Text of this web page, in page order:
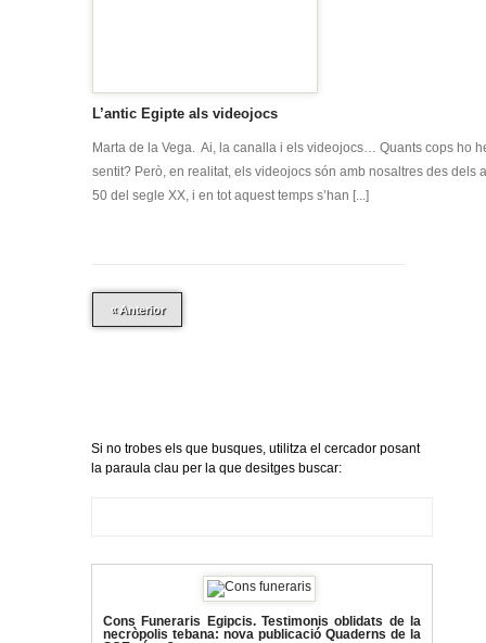
L’antic Egipte als videojocs
Marta de la Vega. Ai, la canalla i els videojocs… Quants cops ho
sentit? Però, en realitat, els videojocs són amb nosaltres des dels
50 del segle XX, i en tot aquest temps s’han [...]
« Anterior
Si no trobes els que busques, utilitza el cercador posant
la paraula clau per la que desitges buscar:
Cons Funeraris Egipcis. Testimonis oblidats de la
necròpolis tebana: nova publicació Quaderns de la